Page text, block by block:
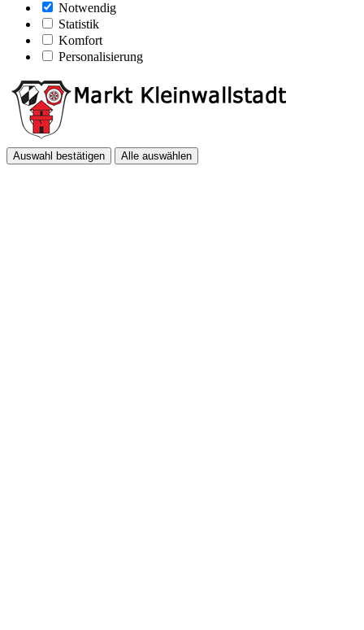
Notwendig
Statistik
Komfort
Personalisierung
Auswahl bestätigen Alle auswählen